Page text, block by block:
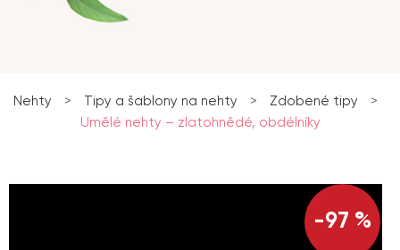
Nehty > Tipy a šablony na nehty > Zdobené tipy
>
Umělé nehty – zlatohnědé, obdélníky
-97 %